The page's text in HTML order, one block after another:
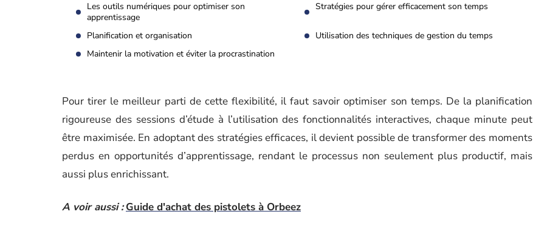
Les outils numériques pour optimiser son
apprentissage
Stratégies pour gérer efficacement son temps
Planification et organisation
Utilisation des techniques de gestion du temps
Maintenir la motivation et éviter la procrastination
Pour tirer le meilleur parti de cette flexibilité, il faut savoir optimiser son temps. De la planification
rigoureuse des sessions d’étude à l’utilisation des fonctionnalités interactives, chaque minute peut
être maximisée. En adoptant des stratégies efficaces, il devient possible de transformer des moments
perdus en opportunités d’apprentissage, rendant le processus non seulement plus productif, mais
aussi plus enrichissant.
A voir aussi : Guide d'achat des pistolets à Orbeez